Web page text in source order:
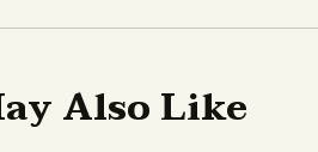
Also Like